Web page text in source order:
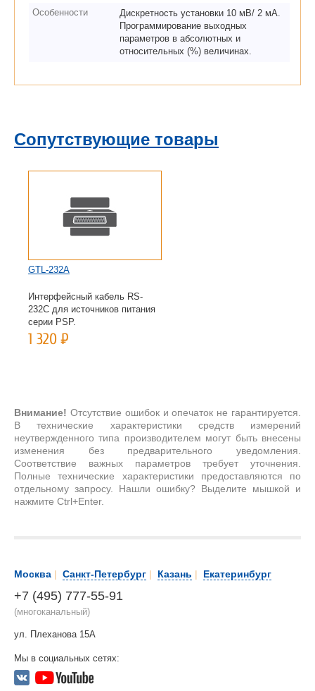
Особенности
Дискретность установки 10 мВ/ 2 мА.
Программирование выходных
параметров в абсолютных и
относительных (%) величинах.
Сопутствующие товары
GTL-232A
Интерфейсный кабель RS-
232C для источников питания
серии PSP.
1 320Р
Внимание! Отсутствие ошибок и опечаток не гарантируется.
В технические характеристики средств измерений
неутвержденного типа производителем могут быть внесены
изменения без предварительного уведомления.
Соответствие важных параметров требует уточнения.
Полные технические характеристики предоставляются по
отдельному запросу. Нашли ошибку? Выделите мышкой и
нажмите Ctrl+Enter.
Москва | Санкт-Петербург | Казань | Екатеринбург
+7 (495) 777-55-91
(многоканальный)
ул. Плеханова 15А
Мы в социальных сетях: